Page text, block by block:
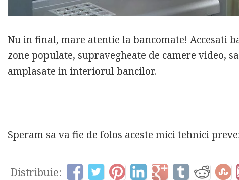
Nu in final,mare atentie la bancomate! Accesati
zone populate, supravegheate de camere video,
amplasate in interiorul bancilor.
Speram sa va fie de folos aceste mici tehnici
Distribuie: